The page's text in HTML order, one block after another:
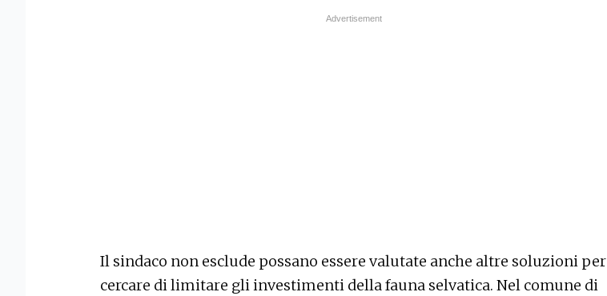
Il sindaco non esclude possano essere valutate anche altre soluzioni per
cercare di limitare gli investimenti della fauna selvatica. Nel comune di